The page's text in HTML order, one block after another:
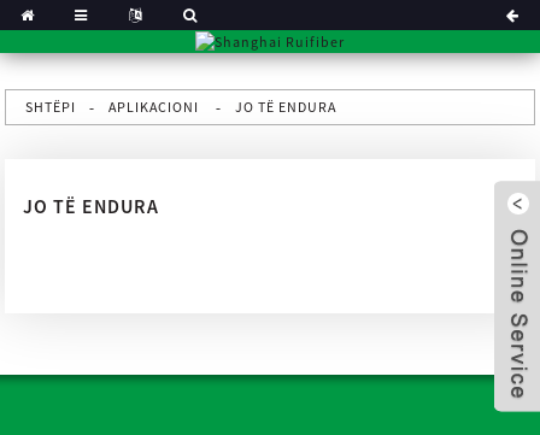
SHTËPI APLIKACIONI JO TË ENDURA
JO TË ENDURA